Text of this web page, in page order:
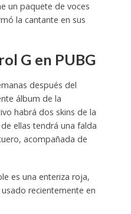
un paquete de voces
la cantante en sus
G en PUBG
después del
álbum de la
habrá dos skins de la
ellas tendrá una falda
acompañada de
es una enteriza roja,
recientemente en